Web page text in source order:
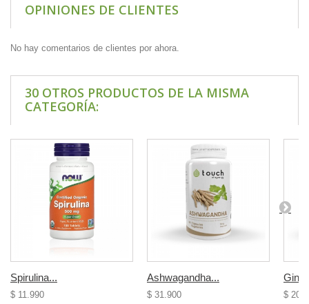
OPINIONES DE CLIENTES
No hay comentarios de clientes por ahora.
30 OTROS PRODUCTOS DE LA MISMA
CATEGORÍA:
Spirulina...
$ 11.990
Ashwagandha...
$ 31.900 $